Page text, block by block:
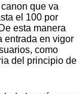
que va
el 100 por
esta manera
entrada en vigor
como
del principio de